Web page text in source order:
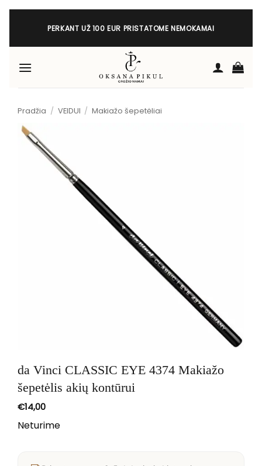
Skip
PERKANT UŽ 100 EUR PRISTATOME NEMOKAMAI
Pradžia / VEIDUI / Makiažo šepetėliai
da Vinci CLASSIC EYE 4374 Makiažo
šepetėlis akių kontūrui
€14,00
Neturime